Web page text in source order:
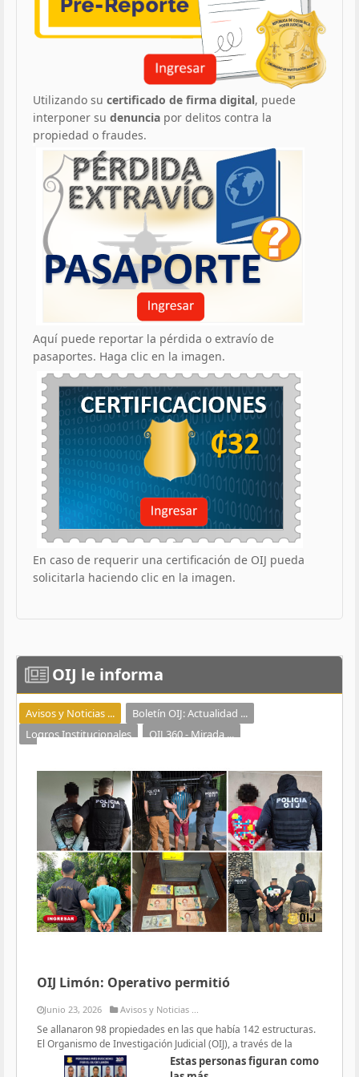
Utilizando su certificado de firma digital, puede
interponer su denuncia por delitos contra la
propiedad o fraudes.
Aquí puede reportar la pérdida o extravío de
pasaportes. Haga clic en la imagen.
En caso de requerir una certificación de OIJ pueda
solicitarla haciendo clic en la imagen.
OIJ le informa
Avisos y Noticias ...
Boletín OIJ: Actualidad ...
Logros Institucionales
OIJ 360 - Mirada ...
OIJ Limón: Operativo permitió
Junio 23, 2026 Avisos y Noticias ...
Se allanaron 98 propiedades en las que había 142 estructuras.
El Organismo de Investigación Judicial (OIJ), a través de la
Estas personas figuran como